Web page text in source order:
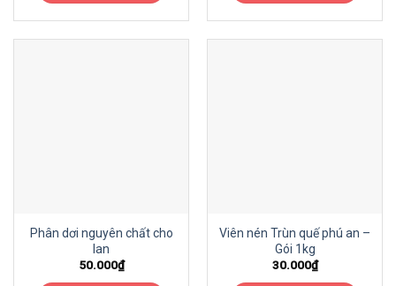
Phân dơi nguyên chất cho
lan
50.000₫
Viên nén Trùn quế phú an –
Gói 1kg
30.000₫